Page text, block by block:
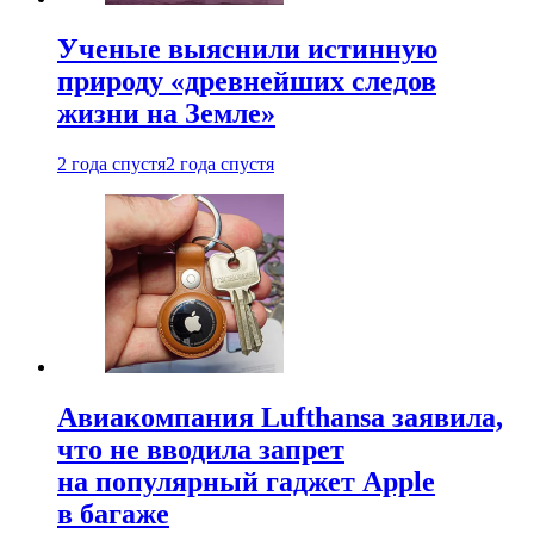
Ученые выяснили истинную
природу «древнейших следов
жизни на Земле»
2 года спустя2 года спустя
Авиакомпания Lufthansa заявила,
что не вводила запрет
на популярный гаджет Apple
в багаже